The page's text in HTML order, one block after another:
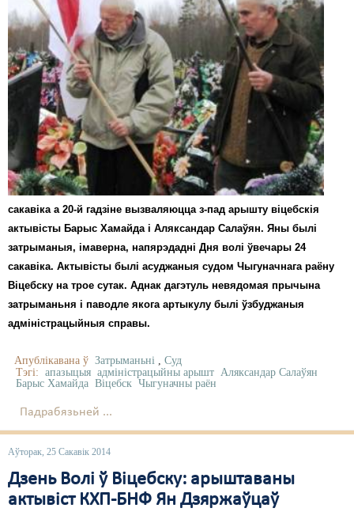
сакавіка а 20-й гадзіне вызваляюцца з-пад арышту віцебскія
актывісты Барыс Хамайда і Аляксандар Салаўян. Яны былі
затрыманыя, імаверна, напярэдадні Дня волі ўвечары 24
сакавіка. Актывісты былі асуджаныя судом Чыгуначнага раёну
Віцебску на трое сутак. Аднак дагэтуль невядомая прычына
затрыманьня і паводле якога артыкулу былі ўзбуджаныя
адміністрацыйныя справы.
Апублікавана ў Затрыманьні , Суд
Тэгі: апазыцыя адміністрацыйны арышт Аляксандар Салаўян
Барыс Хамайда Віцебск Чыгуначны раён
Падрабязьней ...
Аўторак, 25 Сакавік 2014
Дзень Волі ў Віцебску: арыштаваны
актывіст КХП-БНФ Ян Дзяржаўцаў